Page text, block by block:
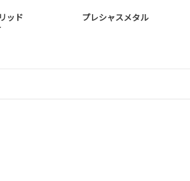
ッド
プレシャスメタル